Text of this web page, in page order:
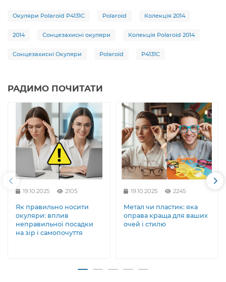
Окуляри Polaroid P4131C Polaroid Колекція 2014
2014 Сонцезахисні окуляри Колекція Polaroid 2014
Сонцезахисні Окуляри Polaroid P4131C
РАДИМО ПОЧИТАТИ
19.10.2025 2105
Як правильно носити
окуляри: вплив
неправильної посадки
на зір і самопочуття
19.10.2025 2245
Метал чи пластик: яка
оправа краща для ваших
очей і стилю